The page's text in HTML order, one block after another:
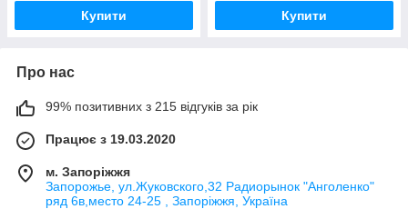
Купити Купити
Про нас
99% позитивних з 215 відгуків за рік
Працює з 19.03.2020
м. Запоріжжя
Запорожье, ул.Жуковского,32 Радиорынок "Анголенко"
ряд 6в,место 24-25 , Запоріжжя, Україна